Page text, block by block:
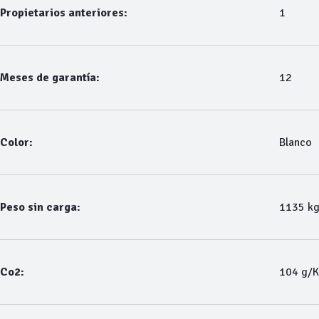
Propietarios anteriores: 1
Meses de garantía: 12
Color: Blanco
Peso sin carga: 1135 kg
Co2: 104 g/